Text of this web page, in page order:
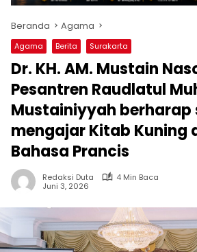
Beranda Agama
Agama Berita Surakarta
Dr. KH. AM. Mustain
Pesantren Raudlatul
Mustainiyyah berharap
mengajar Kitab Kuning
Bahasa Prancis
Redaksi Duta
4 Min Baca
Juni 3, 2026